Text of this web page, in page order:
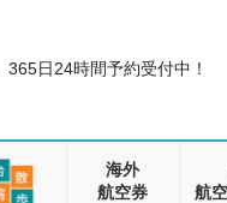
365日24時間予約受付中！
海外
航空券
航